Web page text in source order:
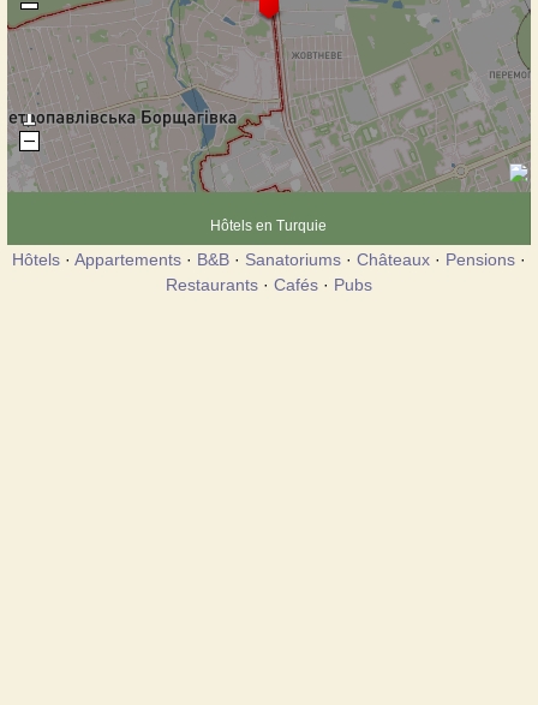
Hôtels en Turquie
Hôtels · Appartements · B&B · Sanatoriums · Châteaux · Pensions ·
Restaurants · Cafés · Pubs